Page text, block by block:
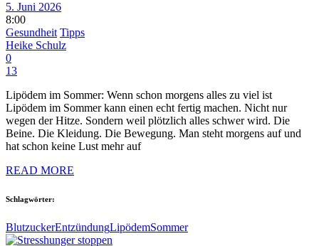
5. Juni 2026
8:00
Gesundheit Tipps
Heike Schulz
0
13
Lipödem im Sommer: Wenn schon morgens alles zu viel ist
Lipödem im Sommer kann einen echt fertig machen. Nicht nur
wegen der Hitze. Sondern weil plötzlich alles schwer wird. Die
Beine. Die Kleidung. Die Bewegung. Man steht morgens auf und
hat schon keine Lust mehr auf
READ MORE
Schlagwörter:
BlutzuckerEntzündungLipödemSommer